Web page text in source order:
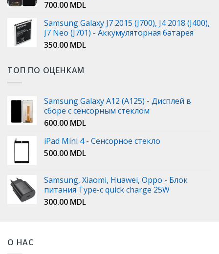
700.00 MDL
Samsung Galaxy J7 2015 (J700), J4 2018 (J400),
J7 Neo (J701) - Аккумуляторная батарея
350.00 MDL
ТОП ПО ОЦЕНКАМ
Samsung Galaxy A12 (A125) - Дисплей в
сборе с сенсорным стеклом
600.00 MDL
iPad Mini 4 - Сенсорное стекло
500.00 MDL
Samsung, Xiaomi, Huawei, Oppo - Блок
питания Type-c quick charge 25W
300.00 MDL
О НАС